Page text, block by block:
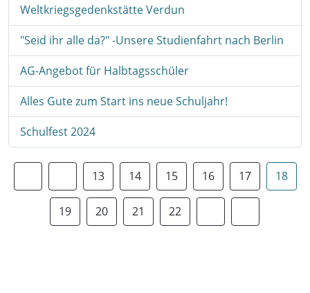
Weltkriegsgedenkstätte Verdun
"Seid ihr alle da?" -Unsere Studienfahrt nach Berlin
AG-Angebot für Halbtagsschüler
Alles Gute zum Start ins neue Schuljahr!
Schulfest 2024
13 14 15 16 17 18
19 20 21 22